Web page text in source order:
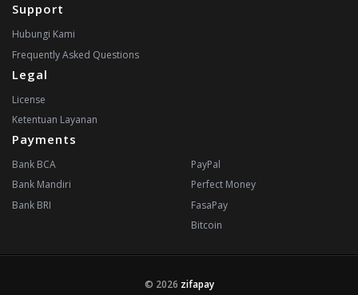
Support
Hubungi Kami
Frequently Asked Questions
Legal
License
Ketentuan Layanan
Payments
Bank BCA
Bank Mandiri
Bank BRI
PayPal
Perfect Money
FasaPay
Bitcoin
© 2026 zifapay